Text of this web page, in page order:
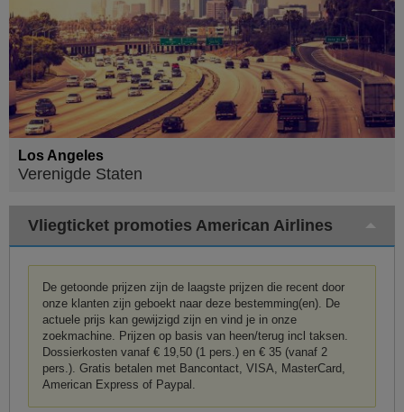
Los Angeles
Verenigde Staten
Vliegticket promoties American Airlines
De getoonde prijzen zijn de laagste prijzen die recent door
onze klanten zijn geboekt naar deze bestemming(en). De
actuele prijs kan gewijzigd zijn en vind je in onze
zoekmachine. Prijzen op basis van heen/terug incl taksen.
Dossierkosten vanaf € 19,50 (1 pers.) en € 35 (vanaf 2
pers.). Gratis betalen met Bancontact, VISA, MasterCard,
American Express of Paypal.